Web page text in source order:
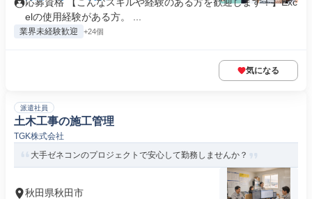
elの使用経験がある方。 ...
業界未経験歓迎 +24個
気になる
派遣社員
土木工事の施工管理
TGK株式会社
大手ゼネコンのプロジェクトで安心して勤務しませんか？
秋田県秋田市